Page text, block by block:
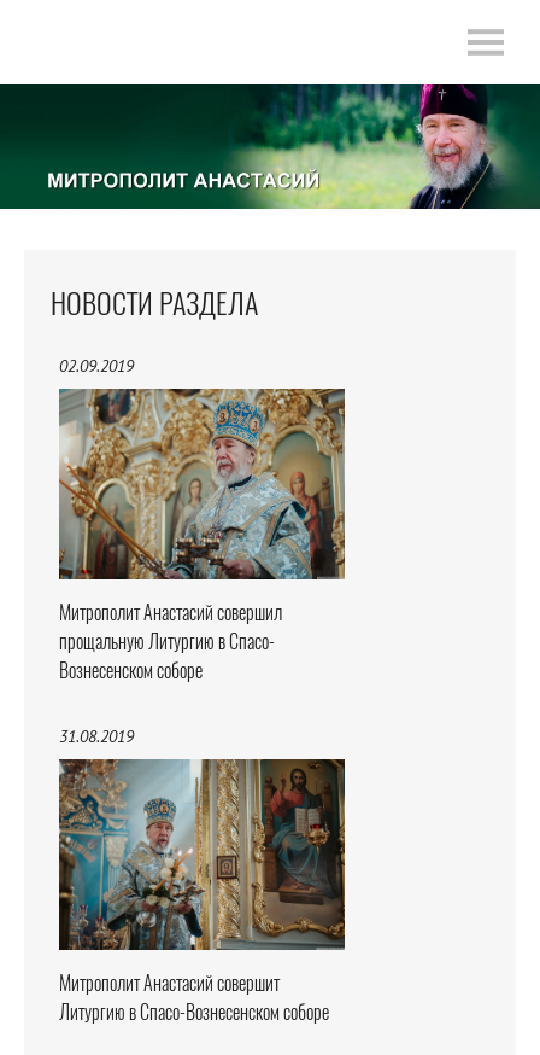
НОВОСТИ РАЗДЕЛА
02.09.2019
Митрополит Анастасий совершил
прощальную Литургию в Спасо-
Вознесенском соборе
31.08.2019
Митрополит Анастасий совершит
Литургию в Спасо-Вознесенском соборе